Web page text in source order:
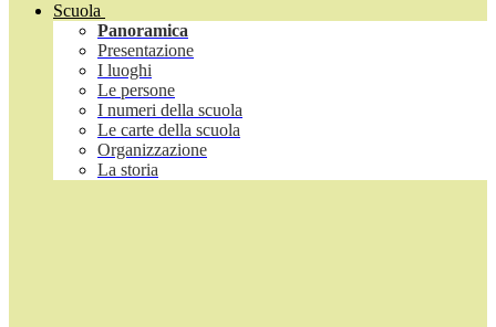
Scuola
Panoramica
Presentazione
I luoghi
Le persone
I numeri della scuola
Le carte della scuola
Organizzazione
La storia